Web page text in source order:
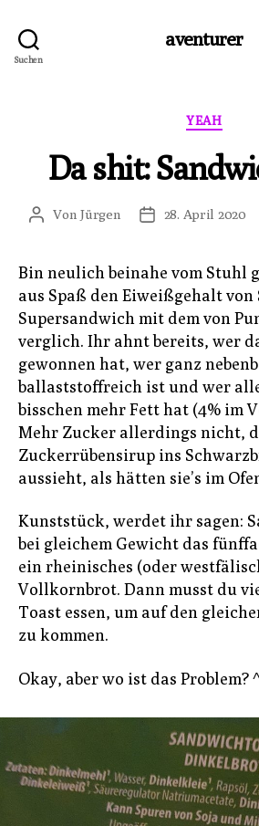
Suchen
aventurer
YEAH
Da shit:
Beitragsautor
VonJürgen 28. April 2020
Bin neulich beinahe vom Stuhl
aus Spaß den Eiweißgehalt von
Supersandwich mit dem von
verglich. Ihr ahnt bereits, wer
gewonnen hat, wer ganz
ballaststoffreich ist und wer
bisschen mehr Fett hat (4% im
Mehr Zucker allerdings nicht,
Zuckerrübensirup ins
aussieht, als hätten sie’s im
Kunststück, werdet ihr sagen:
bei gleichem Gewicht das
ein rheinisches (oder
Vollkornbrot. Dann musst du
Toast essen, um auf den
zu kommen.
Okay, aber wo ist das Problem?